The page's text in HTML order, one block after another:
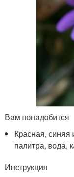
Вам понадобится
Красная, синяя
палитра, вода,
Инструкция